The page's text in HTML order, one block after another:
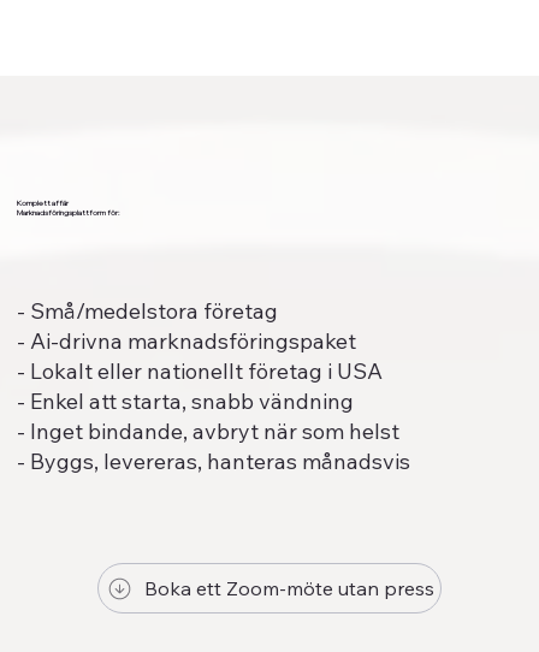
Komplett affär
Marknadsföringsplattform för:
- Små/medelstora företag
- Ai-drivna marknadsföringspaket
- Lokalt eller nationellt företag i USA
- Enkel att starta, snabb vändning
- Inget bindande, avbryt när som helst
- Byggs, levereras, hanteras månadsvis
Boka ett Zoom-möte utan press